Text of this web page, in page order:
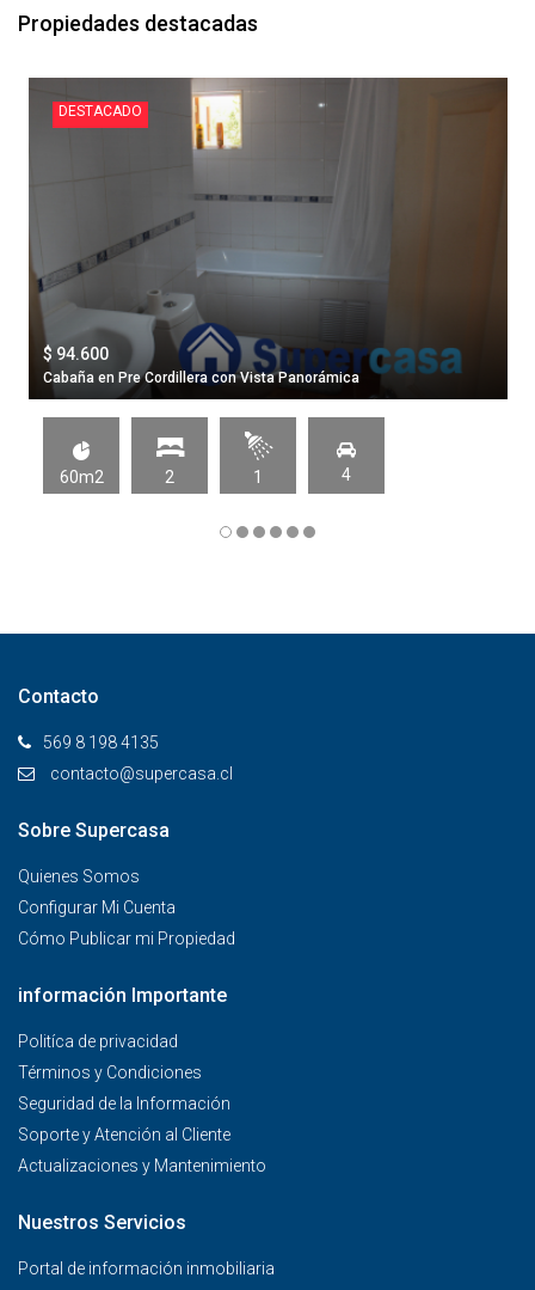
Propiedades destacadas
DESTACADO
$ 94.600
Cabaña en Pre Cordillera con Vista Panorámica
60m2 2 1 4
Contacto
569 8 198 4135
contacto@supercasa.cl
Sobre Supercasa
Quienes Somos
Configurar Mi Cuenta
Cómo Publicar mi Propiedad
información Importante
Politíca de privacidad
Términos y Condiciones
Seguridad de la Información
Soporte y Atención al Cliente
Actualizaciones y Mantenimiento
Nuestros Servicios
Portal de información inmobiliaria